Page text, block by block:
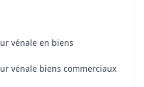
vénale en biens
vénale biens commerciaux